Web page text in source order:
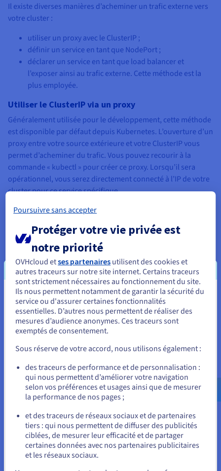
Il existe diverses manières d’acheminer un trafic externe vers
votre cluster :
utiliser un proxy avec le ClusterIP ;
définir un service en tant que NodePort ;
déclarer un service en tant que load balancer et
l’exposer ainsi au trafic externe. Cette méthode est la
plus employée.
Utiliser le ClusterIP via un proxy
Généralement utilisée pour le développement, cette méthode
est disponible par défaut depuis Kubernetes. L’ouverture d’un
proxy entre votre source extérieure et votre ClusterIP vous
permet d’acheminer du trafic. Vous pouvez recourir à la
commande « kubectl » pour créer ce proxy. Lorsqu’il sera
opérationnel, vous serez directement connecté à l’IP de votre
cluster pour ce service spécifique.
Exposer un service en tant que NodePort
Ce faisant, vous exposez les adresses de vos nœuds
individuellement sur les ports concernés (un port fixe du
service de 30000 à 32767). Vous pouvez ainsi accéder à votre
service de l’extérieur depuis son propre port, sur chaque
nœud. Pour cela, utilisez la commande
:
Même si elle reste envisageable, cette méthode est
relativement difficile pour des services en production. Comme
vous employez des ports « non standards », vous devez
souvent configurer un répartiteur de charge externe. Celui-ci
traite les ports standards et redirige le trafic vers la requête
Opter pour un load balancer
Cela consiste à déclarer un service en tant queload balancer
pour votre cluster. Il est ainsi exposé au trafic externe. Cette
méthode nécessite d’utiliser la solution de load balancing
d’un fournisseur cloud, comme notre Répartiteur de charge.
Elle provisionnera le service pour votre cluster, en lui
Vous semblez être localisé en États-
Unis.
Pour commander, rendez-vous sur le site de votre pays (États-
Allez sur le site États-Unis
us.ovhcloud.com/
Anglais USD - $
ou
Rester sur le site actuel
Sélectionner un autre site web
Poursuivre sans accepter
Protéger votre vie privée est
notre priorité
OVHcloud etses partenaires utilisent des cookies et
autres traceurs sur notre site internet. Certains traceurs
sont strictement nécessaires au fonctionnement du site.
Ils nous permettent notamment de garantir la sécurité du
service ou d'assurer certaines fonctionnalités
essentielles. D’autres nous permettent de réaliser des
mesures d’audience anonymes. Ces traceurs sont
exemptés de consentement.
Sous réserve de votre accord, nous utilisons également :
des traceurs de performance et de personnalisation :
qui nous permettent d’améliorer votre navigation
selon vos préférences et usages ainsi que de mesurer
la performance de nos pages ;
et des traceurs de réseaux sociaux et de partenaires
tiers : qui nous permettent de diffuser des publicités
ciblées, de mesurer leur efficacité et de partager
certaines données avec nos partenaires publicitaires
et les réseaux sociaux.